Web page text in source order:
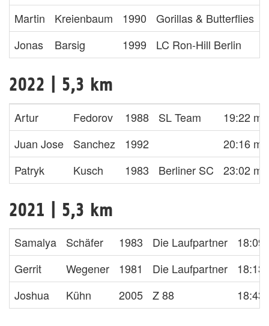
Martin
Kreienbaum 1990 Gorillas & Butterflies
Jonas
Barsig 1999 LC Ron-Hill Berlin
2022 | 5,3 km
Artur Fedorov 1988 SL Team
19:22
Juan Jose
Sanchez 1992
20:16
Patryk
Kusch 1983 Berliner SC 23:02
2021 | 5,3 km
Samalya Schäfer 1983 Die Laufpartner
18:09
Gerrit
Wegener 1981 Die Laufpartner
18:13
Joshua
Kühn 2005 Z 88 18:43